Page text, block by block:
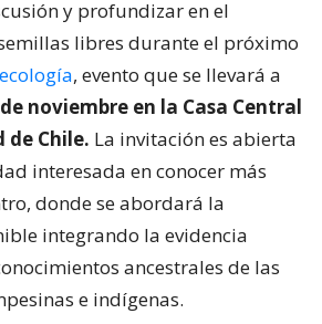
y profundizar en el
libres durante el próximo
, evento que se llevará a
noviembre en la Casa Central
de Chile. La invitación es abierta
interesada en conocer más
donde se abordará la
integrando la evidencia
ancestrales de las
e indígenas.